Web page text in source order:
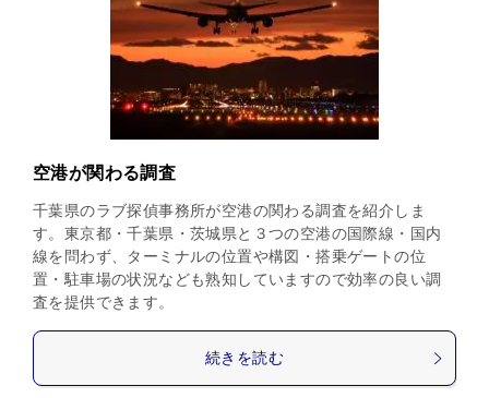
空港が関わる調査
千葉県のラブ探偵事務所が空港の関わる調査を紹介しま
す。東京都・千葉県・茨城県と３つの空港の国際線・国内
線を問わず、ターミナルの位置や構図・搭乗ゲートの位
置・駐車場の状況なども熟知していますので効率の良い調
査を提供できます。
続きを読む